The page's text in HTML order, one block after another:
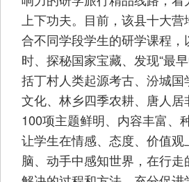
上下功夫。目前，该县十大
合不同学段学生的研学课程
时、探秘国家宝藏、发现“最
括丁村人类起源考古、汾城国
文化、林乡四季农耕、唐人居
100项主题鲜明、内容丰富、
让学生在情感、态度、价值观
脑、动手中感知世界，在行